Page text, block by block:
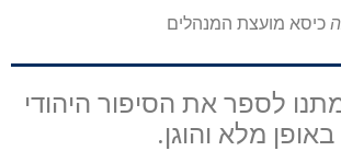
כיסא מועצת המנהלים
לספר את הסיפור היהודי
באופן מלא והוגן.